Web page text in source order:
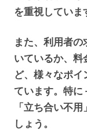
を重視していま
また、利用者
いているか、料
ど、様々なポイ
ています。特に
「立ち合い不
しょう。